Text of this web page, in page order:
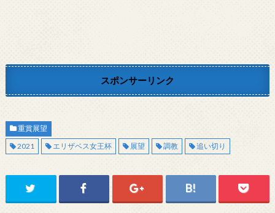
スポンサーリンク
重賞展望
2021
エリザベス女王杯 展望 調教 追い切り